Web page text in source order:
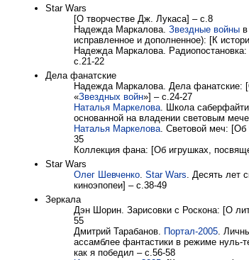
Star Wars
[О творчестве Дж. Лукаса] – с.8
Надежда Маркалова. Звездные войны
исправленное и дополненное): [К
Надежда Маркалова.
с.21-22
Дела фанатские
Надежда Маркалова. Дела фанатские:
«Звездных войн»] – с.24-27
Наталья Маркелова. Школа
основанной на владении световым
Наталья Маркелова. Световой меч: [Об
35
Коллекция фана: [Об игрушках,
Star Wars
Олег Шевченко. Star Wars. Десять лет
киноэпопеи] – с.38-49
Зеркала
Дэн Шорин. Зарисовки с Роскона: [О
55
Дмитрий Тарабанов. Портал-2005.
ассамблее фантастики в режиме нуль-
как я победил – с.56-58